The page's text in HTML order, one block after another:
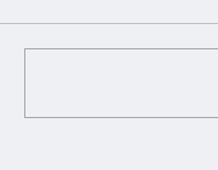
בדרך
ממיליון שקל